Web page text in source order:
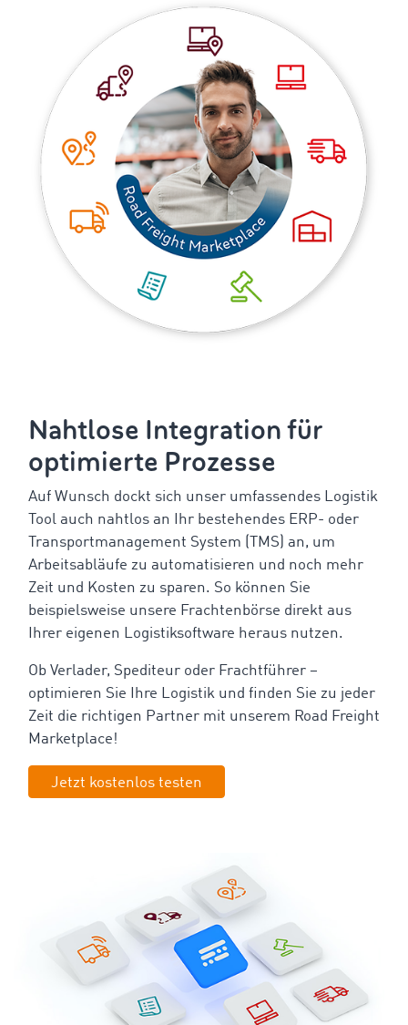
Nahtlose Integration für
optimierte Prozesse
Auf Wunsch dockt sich unser umfassendes Logistik
Tool auch nahtlos an Ihr bestehendes ERP- oder
Transportmanagement System (TMS) an, um
Arbeitsabläufe zu automatisieren und noch mehr
Zeit und Kosten zu sparen. So können Sie
beispielsweise unsere Frachtenbörse direkt aus
Ihrer eigenen Logistiksoftware heraus nutzen.
Ob Verlader, Spediteur oder Frachtführer –
optimieren Sie Ihre Logistik und finden Sie zu jeder
Zeit die richtigen Partner mit unserem Road Freight
Marketplace!
Jetzt kostenlos testen